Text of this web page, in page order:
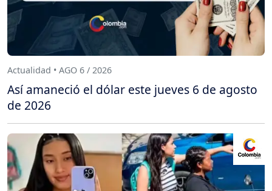
Actualidad • AGO 6 / 2026
Así amaneció el dólar este jueves 6 de agosto
de 2026